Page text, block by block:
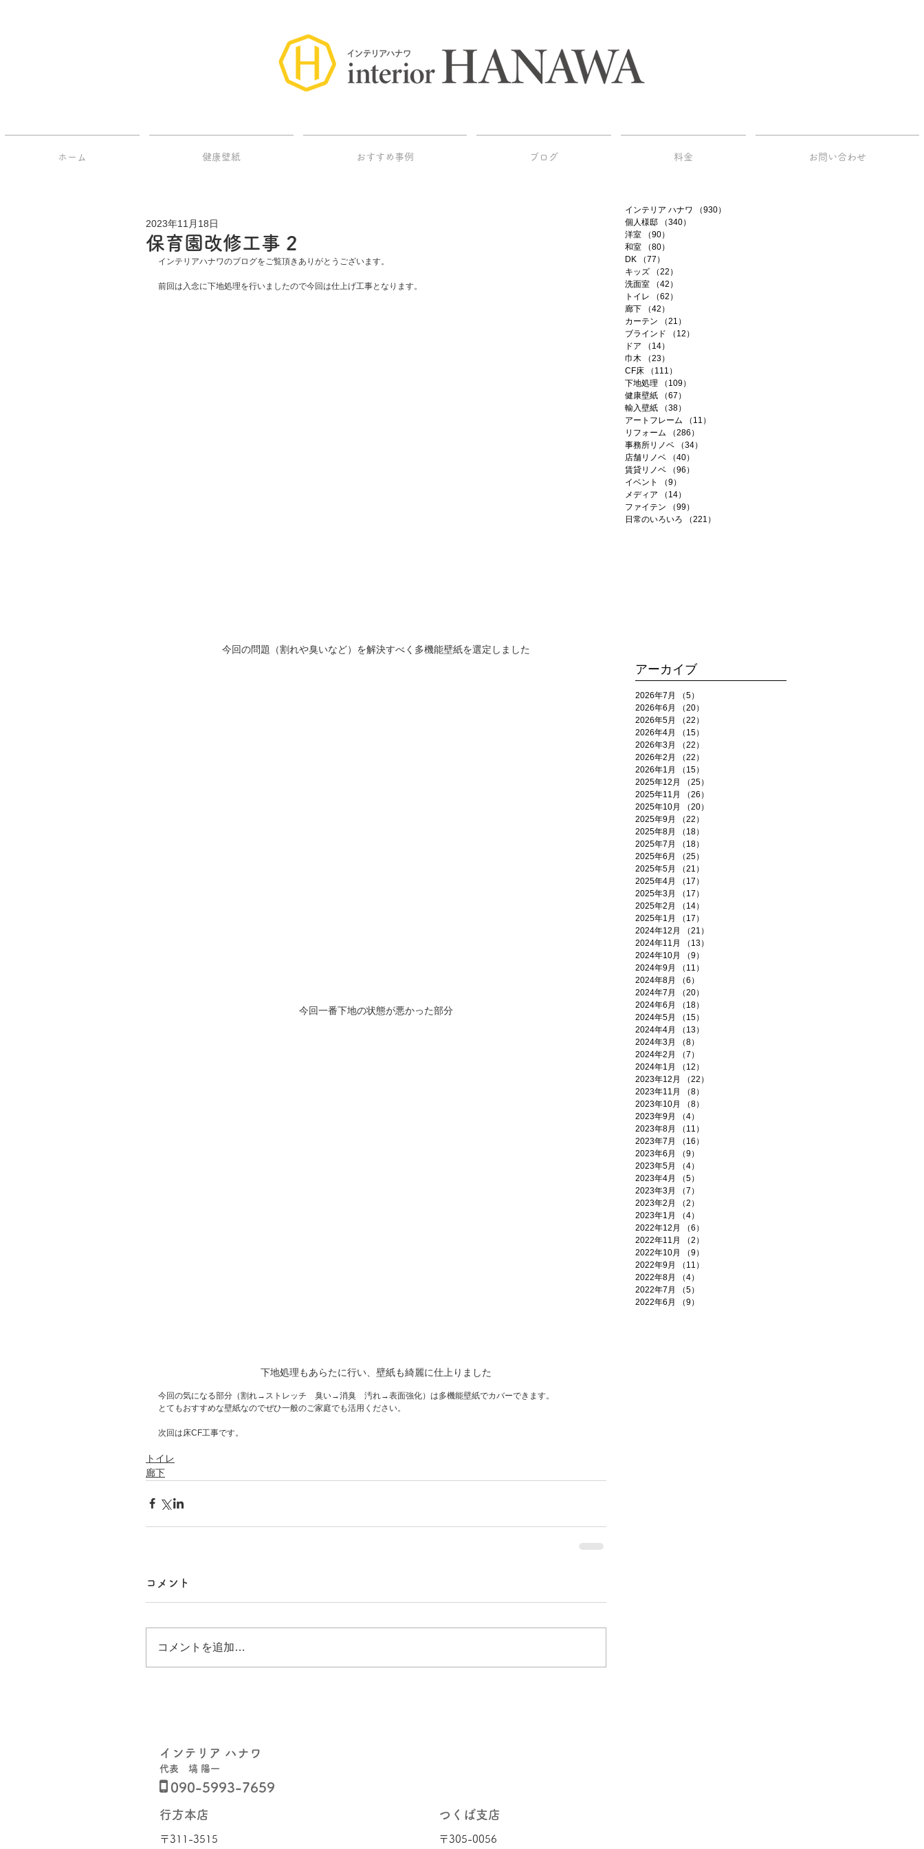
ホーム 健康壁紙 おすすめ事例 ブログ 料金 お問い合わせ
保育園改修工事 2
2023年11月18日
インテリアハナワのブログをご覧頂きありがとうございます。
前回は入念に下地処理を行いましたので今回は仕上げ工事となります。
今回の問題（割れや臭いなど）を解決すべく多機能壁紙を選定しました
今回一番下地の状態が悪かった部分
下地処理もあらたに行い、壁紙も綺麗に仕上りました
今回の気になる部分（割れ→ストレッチ　臭い→消臭　汚れ→表面強化）は多機能壁紙でカバーできます。
とてもおすすめな壁紙なのでぜひ一般のご家庭でも活用ください。
次回は床CF工事です。
トイレ
廊下
コメント
コメントを追加…
インテリア ハナワ （930）
個人様邸
（340）
洋室
（90）
和室
（80）
DK
（77）
キッズ
（22）
洗面室
（42）
トイレ
（62）
廊下
（42）
カーテン
（21）
ブラインド
（12）
ドア
（14）
巾木
（23）
CF床
（111）
下地処理
（109）
健康壁紙
（67）
輸入壁紙
（38）
アートフレーム
（11）
リフォーム
（286）
事務所リノベ
（34）
店舗リノベ
（40）
賃貸リノベ
（96）
イベント
（9）
メディア
（14）
ファイテン
（99）
日常のいろいろ
（221）
アーカイブ
2026年7月 （5）
2026年6月
（20）
2026年5月
（22）
2026年4月
（15）
2026年3月
（22）
2026年2月
（22）
2026年1月
（15）
2025年12月
（25）
2025年11月
（26）
2025年10月
（20）
2025年9月
（22）
2025年8月
（18）
2025年7月
（18）
2025年6月
（25）
2025年5月
（21）
2025年4月
（17）
2025年3月
（17）
2025年2月
（14）
2025年1月
（17）
2024年12月
（21）
2024年11月
（13）
2024年10月
（9）
2024年9月
（11）
2024年8月
（6）
2024年7月
（20）
2024年6月
（18）
2024年5月
（15）
2024年4月
（13）
2024年3月
（8）
2024年2月
（7）
2024年1月
（12）
2023年12月
（22）
2023年11月
（8）
2023年10月
（8）
2023年9月
（4）
2023年8月
（11）
2023年7月
（16）
2023年6月
（9）
2023年5月
（4）
2023年4月
（5）
2023年3月
（7）
2023年2月
（2）
2023年1月
（4）
2022年12月
（6）
2022年11月
（2）
2022年10月
（9）
2022年9月
（11）
2022年8月
（4）
2022年7月
（5）
2022年6月
（9）
 090-5993-7659
インテリア ハナワ
代表 塙 陽一
行方本店
〒311-3515​
つくば支店
〒305-0056​